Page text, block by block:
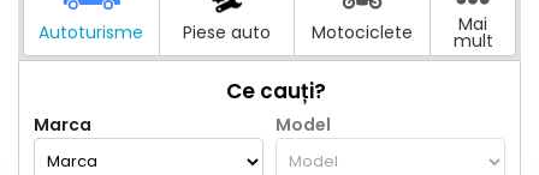
Autoturisme Piese auto Motociclete Mai
mult
Ce cauți?
Marca Model